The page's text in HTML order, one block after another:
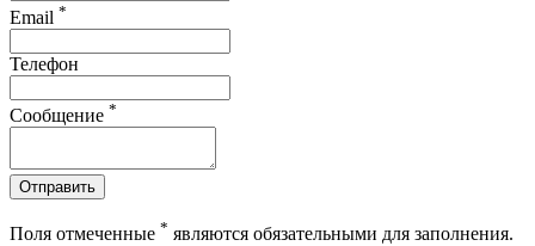
Email *
Телефон
Сообщение *
Отправить
Поля отмеченные * являются обязательными для заполнения.